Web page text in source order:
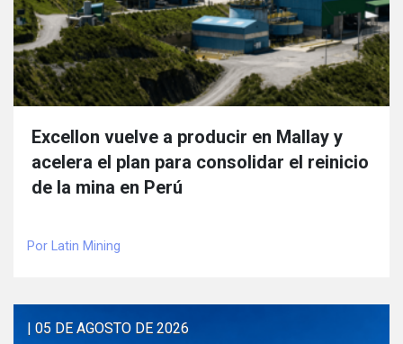
Excellon vuelve a producir en Mallay y
acelera el plan para consolidar el reinicio
de la mina en Perú
Por Latin Mining
| 05 DE AGOSTO DE 2026